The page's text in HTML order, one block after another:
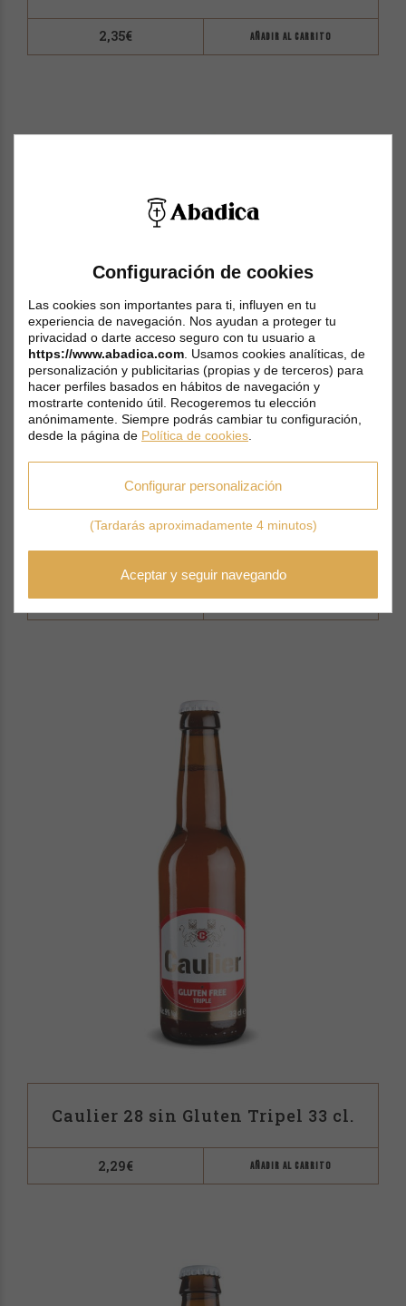
2,35€ AÑADIR AL CARRITO
Mongozo Sin Gluten 33 cl.
2,25€ AÑADIR AL CARRITO
Caulier 28 sin Gluten Tripel 33 cl.
2,29€ AÑADIR AL CARRITO
Configuración de cookies
Las cookies son importantes para ti, influyen en tu
experiencia de navegación. Nos ayudan a proteger tu
privacidad o darte acceso seguro con tu usuario a
https://www.abadica.com . Usamos cookies analíticas, de
personalización y publicitarias (propias y de terceros) para
hacer perfiles basados en hábitos de navegación y
mostrarte contenido útil. Recogeremos tu elección
anónimamente. Siempre podrás cambiar tu configuración,
desde la página de Política de cookies
Configurar personalización
(Tardarás aproximadamente 4 minutos)
Aceptar y seguir navegando